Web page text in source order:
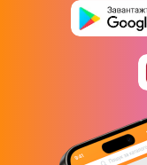
Разъемы USB